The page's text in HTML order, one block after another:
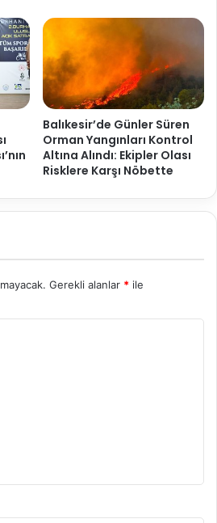
Balıkesir’de Günler Süren
Orman Yangınları Kontrol
Altına Alındı: Ekipler Olası
Risklere Karşı Nöbette
Gerekli alanlar * ile